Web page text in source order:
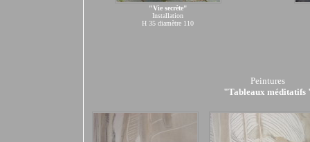
"Vie secrète"
Installation
H 35 diamètre 110
Peintures
"Tableaux méditatifs